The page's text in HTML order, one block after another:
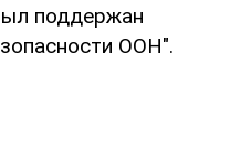
поддержан
ООН".